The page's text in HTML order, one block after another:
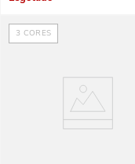
Indisponível
3 CORES